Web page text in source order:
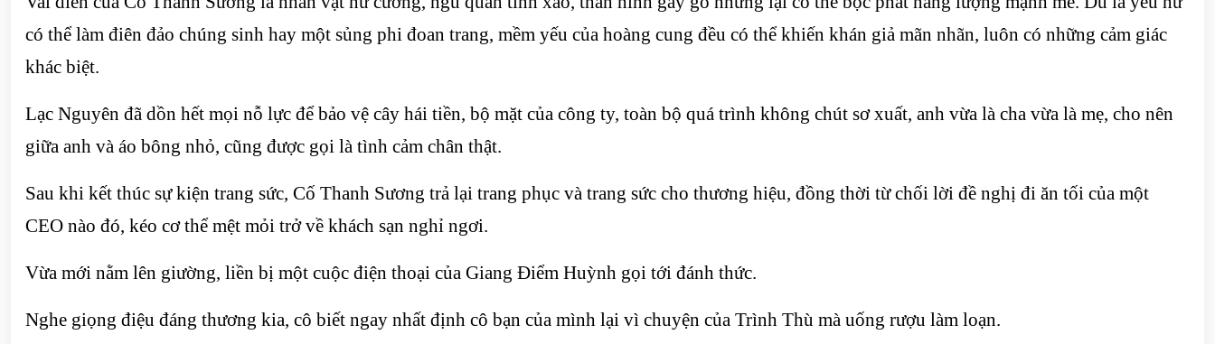
có thể làm điên đảo chúng sinh hay một sủng phi đoan trang, mềm yếu của hoàng cung đều có thể khiến khán giả mãn nhãn, luôn có những cảm giác
khác biệt.
Lạc Nguyên đã dồn hết mọi nỗ lực để bảo vệ cây hái tiền, bộ mặt của công ty, toàn bộ quá trình không chút sơ xuất, anh vừa là cha vừa là mẹ, cho nên
giữa anh và áo bông nhỏ, cũng được gọi là tình cảm chân thật.
Sau khi kết thúc sự kiện trang sức, Cố Thanh Sương trả lại trang phục và trang sức cho thương hiệu, đồng thời từ chối lời đề nghị đi ăn tối của một
CEO nào đó, kéo cơ thể mệt mỏi trở về khách sạn nghỉ ngơi.
Vừa mới nằm lên giường, liền bị một cuộc điện thoại của Giang Điểm Huỳnh gọi tới đánh thức.
Nghe giọng điệu đáng thương kia, cô biết ngay nhất định cô bạn của mình lại vì chuyện của Trình Thù mà uống rượu làm loạn.